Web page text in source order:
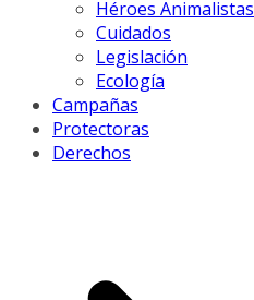
Héroes Animalistas
Cuidados
Legislación
Ecología
Campañas
Protectoras
Derechos